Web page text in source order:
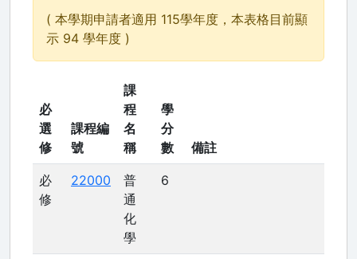
( 本學期申請者適用 115學年度，本表格目前顯
示 94 學年度 )
必
選
修
課程編
號
課
程
名
稱
學
分
數
備註
必
修
22000
普
通
化
學
6